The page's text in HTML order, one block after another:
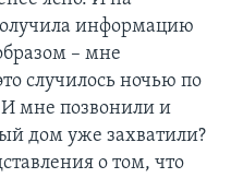
информацию
– мне
случилось ночью по
мне позвонили и
дом уже захватили?
о том, что